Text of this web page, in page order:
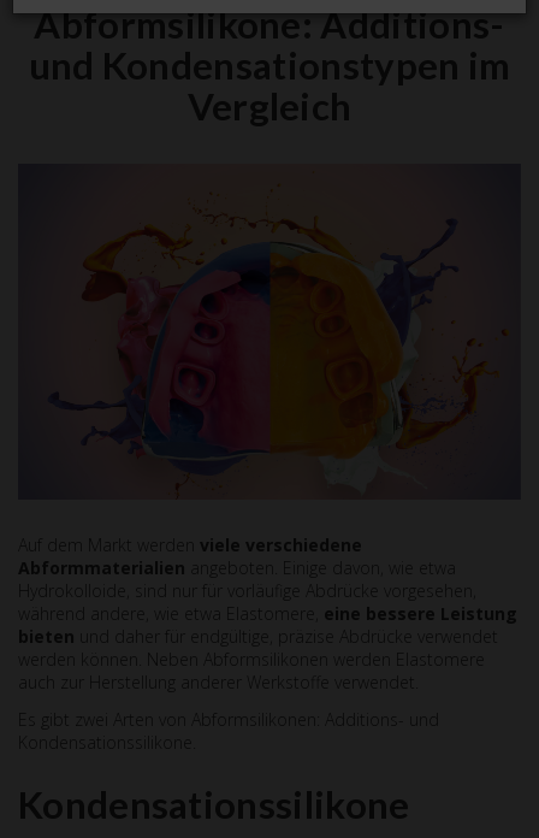
Abformsilikone: Additions-
und Kondensationstypen im
Vergleich
Auf dem Markt werden viele verschiedene
Abformmaterialien angeboten. Einige davon, wie etwa
Hydrokolloide, sind nur für vorläufige Abdrücke vorgesehen,
während andere, wie etwa Elastomere, eine bessere Leistung
bieten
und daher für endgültige, präzise Abdrücke verwendet
werden können. Neben Abformsilikonen werden Elastomere
auch zur Herstellung anderer Werkstoffe verwendet.
Es gibt zwei Arten von Abformsilikonen: Additions- und
Kondensationssilikone.
Kondensationssilikone